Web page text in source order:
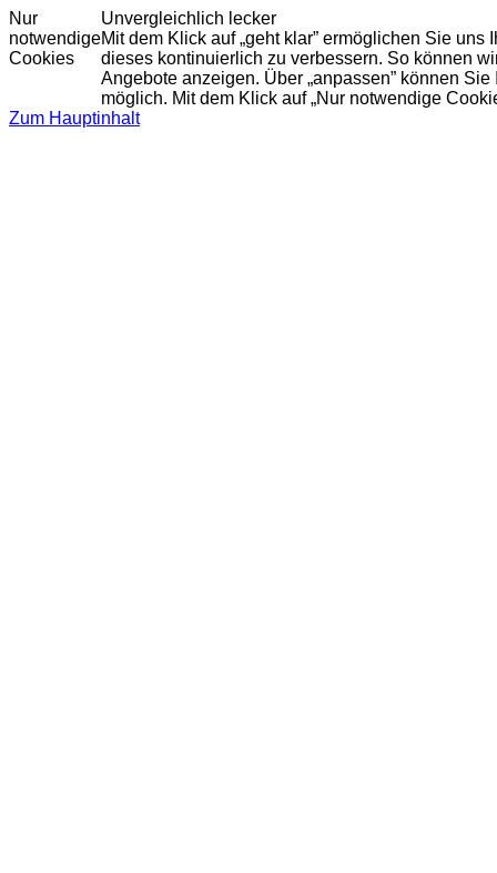
Nur
notwendige
Cookies
Unvergleichlich lecker
Mit dem Klick auf „geht klar” ermöglichen Sie
dieses kontinuierlich zu verbessern. So können
Angebote anzeigen. Über „anpassen” können
möglich. Mit dem Klick auf „Nur notwendige
Zum Hauptinhalt